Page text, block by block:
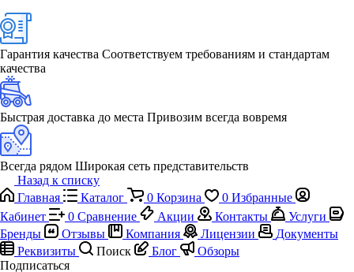
Гарантия качества Соответствуем требованиям и стандартам
качества
Быстрая доставка до места Привозим всегда вовремя
Всегда рядом Широкая сеть представительств
Назад к списку
Главная
Каталог 0 Корзина 0 Избранные
Кабинет
0 Сравнение Акции Контакты
Услуги
Бренды
Отзывы Компания Лицензии
Документы
Реквизиты
Поиск Блог
Обзоры
Подписаться